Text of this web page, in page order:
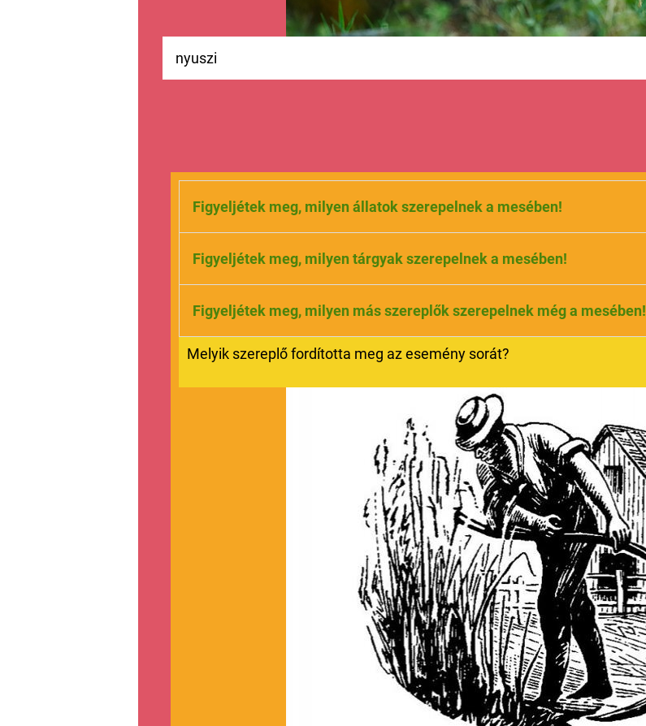
nyuszi
Figyeljétek meg, milyen állatok szerepelnek a mesében!
Figyeljétek meg, milyen tárgyak szerepelnek a mesében!
Figyeljétek meg, milyen más szereplők szerepelnek még a mesében!
Melyik szereplő fordította meg az esemény sorát?